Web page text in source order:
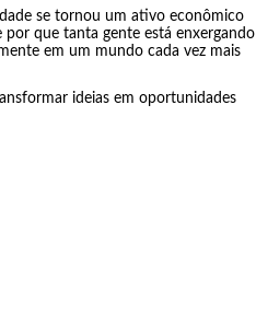
se tornou um ativo econômico
por que tanta gente está enxergando
em um mundo cada vez mais
ideias em oportunidades